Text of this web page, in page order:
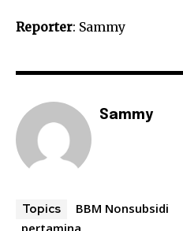
Reporter: Sammy
Sammy
Topics BBM Nonsubsidi
pertamina